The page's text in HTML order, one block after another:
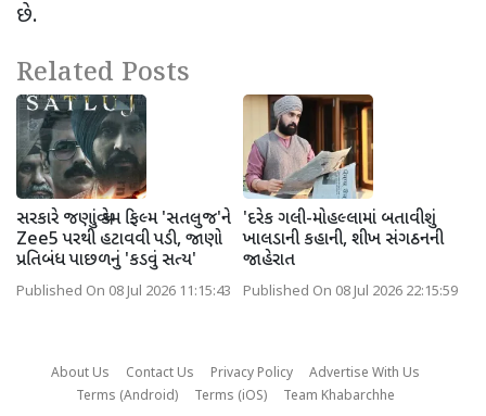
છે.
Related Posts
સરકારે જણાવ્યું કેમ ફિલ્મ 'સતલુજ'ને
Zee5 પરથી હટાવવી પડી, જાણો
પ્રતિબંધ પાછળનું 'કડવું સત્ય'
Published On 08 Jul 2026 11:15:43
'દરેક ગલી-મોહલ્લામાં બતાવીશું
ખાલડાની કહાની, શીખ સંગઠનની
જાહેરાત
Published On 08 Jul 2026 22:15:59
About Us Contact Us Privacy Policy
Advertise With Us
Terms (Android)
Terms (iOS) Team Khabarchhe